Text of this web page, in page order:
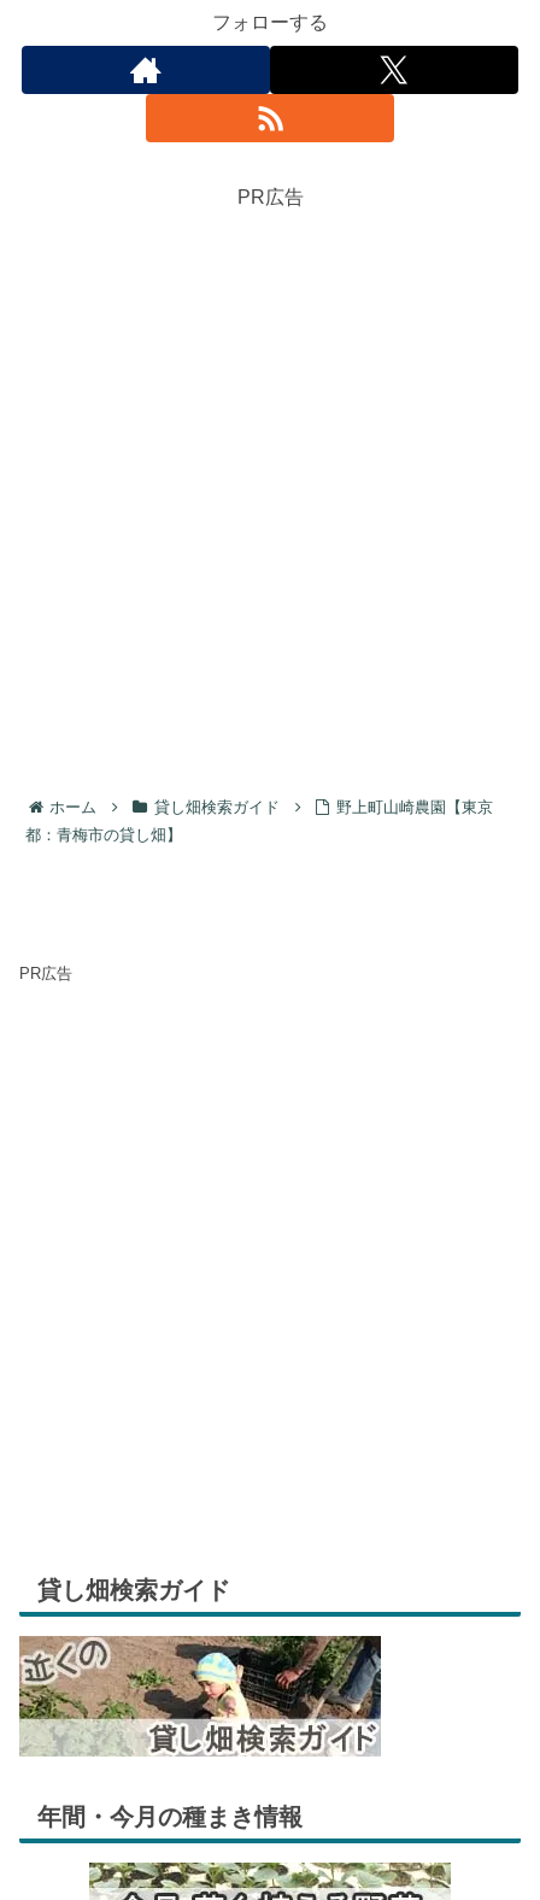
フォローする
PR広告
ホーム 貸し畑検索ガイド
野上町山崎農園【東京
都：青梅市の貸し畑】
PR広告
貸し畑検索ガイド
年間・今月の種まき情報